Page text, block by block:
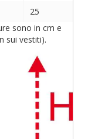
25
sono in cm e
sui vestiti).